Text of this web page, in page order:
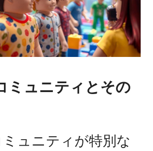
ミュニティとその
ュニティが特別な